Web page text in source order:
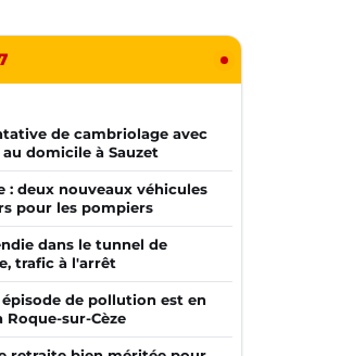
de cambriolage avec
domicile à Sauzet
: deux nouveaux véhicules
pour les pompiers
dans le tunnel de
trafic à l'arrêt
épisode de pollution est en
Roque-sur-Cèze